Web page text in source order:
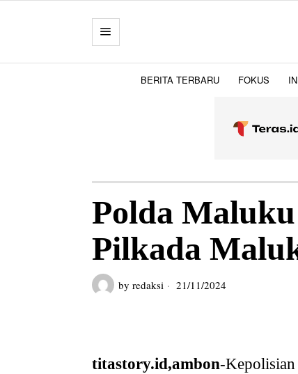
BERITA TERBARU FOKUS
Polda
Pilkada
by redaksi 21/11/2024
titastory.id,ambon-Kepolisian